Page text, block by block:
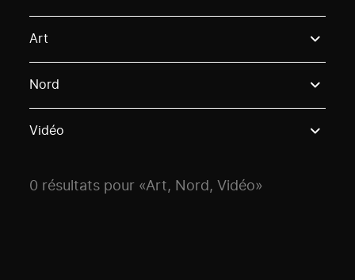
Art
Nord
Vidéo
0 résultats pour «Art, Nord, Vidéo»